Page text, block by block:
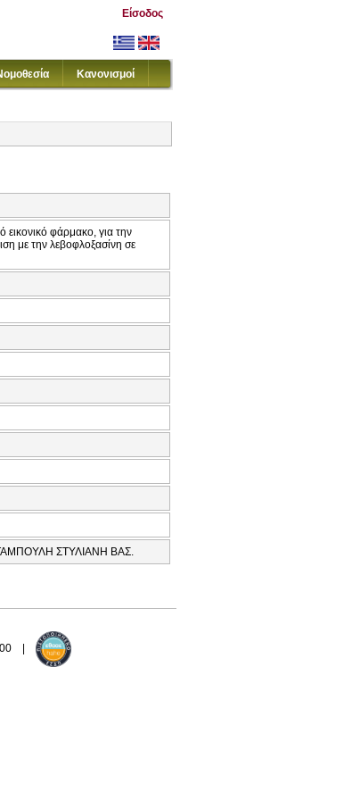
Είσοδος
Κανονισμοί
εικονικό φάρμακο, για την
με την λεβοφλοξασίνη σε
ΣΤΥΛΙΑΝΗ ΒΑΣ.
|